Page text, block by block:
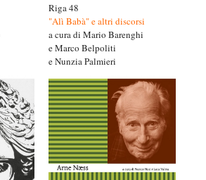
Riga 48
"Alì Babà" e altri discorsi
a cura di Mario Barenghi
e Marco Belpoliti
e Nunzia Palmieri